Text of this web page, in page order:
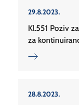
29.8.2023.
Kl.551 Poziv
za
28.8.2023.